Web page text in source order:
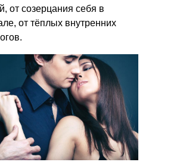
от созерцания себя в
от тёплых внутренних